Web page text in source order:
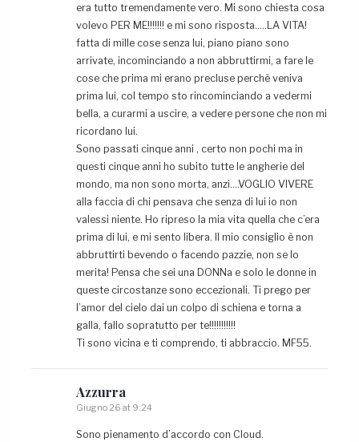
era tutto tremendamente vero. Mi sono chiesta cosa
volevo PER ME!!!!!!! e mi sono risposta…..LA VITA!
fatta di mille cose senza lui, piano piano sono
arrivate, incominciando a non abbruttirmi, a fare le
cose che prima mi erano precluse perchè veniva
prima lui, col tempo sto rincominciando a vedermi
bella, a curarmi a uscire, a vedere persone che non mi
ricordano lui.
Sono passati cinque anni , certo non pochi ma in
questi cinque anni ho subito tutte le angherie del
mondo, ma non sono morta, anzi….VOGLIO VIVERE
alla faccia di chi pensava che senza di lui io non
valessi niente. Ho ripreso la mia vita quella che c’era
prima di lui, e mi sento libera. Il mio consiglio è non
abbruttirti bevendo o facendo pazzie, non se lo
merita! Pensa che sei una DONNa e solo le donne in
queste circostanze sono eccezionali. Ti prego per
l’amor del cielo dai un colpo di schiena e torna a
galla, fallo sopratutto per te!!!!!!!!!!!
Ti sono vicina e ti comprendo, ti abbraccio. MF55.
Azzurra
Giugno 26 at 9:24
Sono pienamento d’accordo con Cloud.